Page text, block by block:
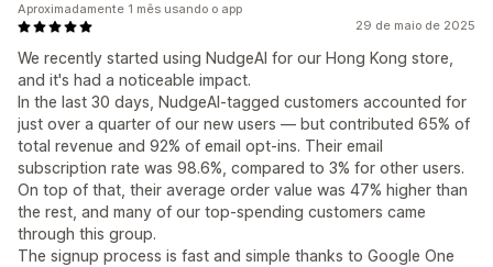
29 de maio de 2025
We recently started using NudgeAI for our Hong Kong store,
and it's had a noticeable impact.
In the last 30 days, NudgeAI-tagged customers accounted for
just over a quarter of our new users — but contributed 65% of
total revenue and 92% of email opt-ins. Their email
subscription rate was 98.6%, compared to 3% for other users.
On top of that, their average order value was 47% higher than
the rest, and many of our top-spending customers came
through this group.
The signup process is fast and simple thanks to Google One
Aproximadamente 1 mês usando o app